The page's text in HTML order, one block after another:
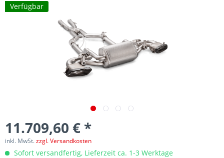
Verfügbar
11.709,60 € *
inkl. MwSt.zzgl. Versandkosten
Sofort versandfertig, Lieferzeit ca. 1-3 Werktage